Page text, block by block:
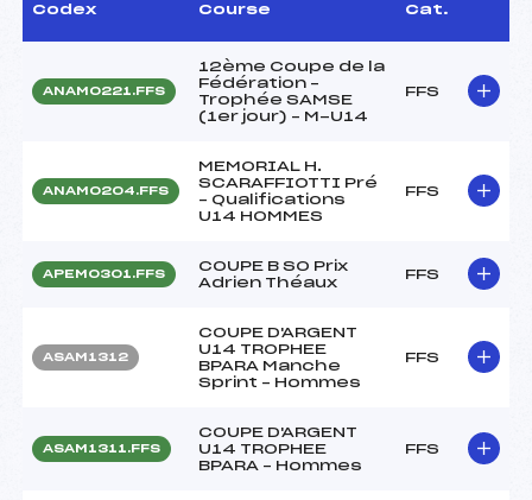
Codex Course Cat.
ANAM0221.FFS
12ème Coupe de la
Fédération –
Trophée SAMSE
(1er jour) – M-U14
FFS
ANAM0204.FFS
MEMORIAL H.
SCARAFFIOTTI Pré
– Qualifications
U14 HOMMES
FFS
APEM0301.FFS
COUPE B SO Prix
Adrien Théaux
FFS
ASAM1312
COUPE D'ARGENT
U14 TROPHEE
BPARA Manche
Sprint – Hommes
FFS
ASAM1311.FFS
COUPE D'ARGENT
U14 TROPHEE
BPARA – Hommes
FFS